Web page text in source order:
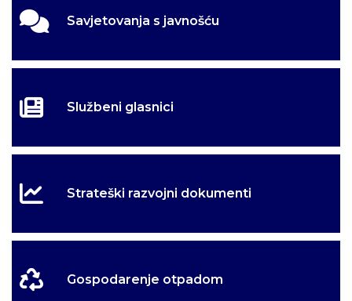
Savjetovanja s javnošću
Službeni glasnici
Strateški razvojni dokumenti
Gospodarenje otpadom